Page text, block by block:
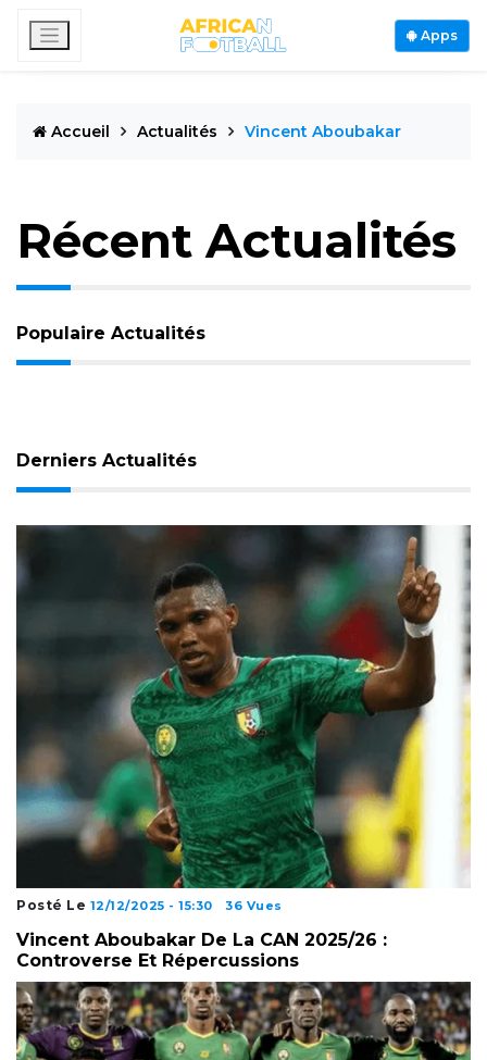
Apps
Accueil Actualités Vincent Aboubakar
Récent Actualités
Populaire Actualités
Derniers Actualités
Posté Le 12/12/2025 - 15:30 36 Vues
Vincent Aboubakar De La CAN 2025/26 :
Controverse Et Répercussions